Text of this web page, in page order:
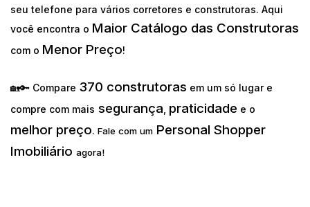
seu telefone para vários corretores e construtoras. Aqui
você encontra o Maior Catálogo das Construtoras
com o Menor Preço!
🏡🔑 Compare 370 construtoras em um só lugar e
compre com mais segurança praticidade e o
melhor preço. Fale com um Personal Shopper
Imobiliário agora!